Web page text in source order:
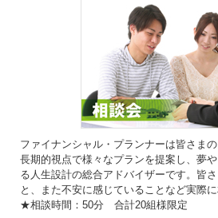
ファイナンシャル・プランナーは皆さま
長期的視点で様々なプランを提案し、夢
る人生設計の総合アドバイザーです。皆
と、また不安に感じていることなど実際に
★相談時間：50分 合計20組様限定